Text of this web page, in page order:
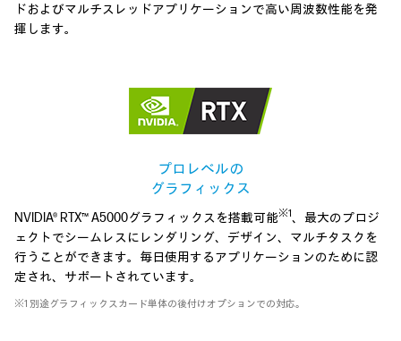
ドおよびマルチスレッドアプリケーションで高い周波数性能を発
揮します。
プロレベルの
グラフィックス
NVIDIA® RTX™ A5000グラフィックスを搭載可能※1、最大のプロジ
ェクトでシームレスにレンダリング、デザイン、マルチタスクを
行うことができます。毎日使用するアプリケーションのために認
定され、サポートされています。
※1 別途グラフィックスカード単体の後付けオプションでの対応。